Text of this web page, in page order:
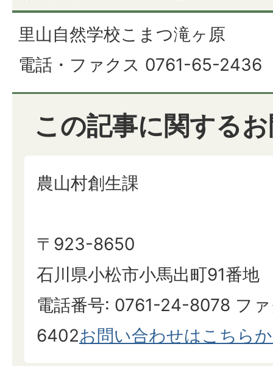
里山自然学校こまつ滝ヶ原
電話・ファクス 0761-65-2436
この記事に関する
農山村創生課
〒923-8650
石川県小松市小馬出町91番地
電話番号: 0761-24-8078 フ
6402お問い合わせはこちら